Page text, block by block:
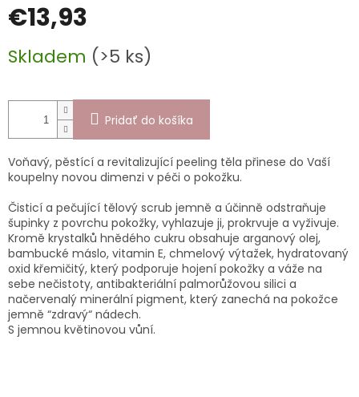
€13,93
cena:
Skladem (>5 ks)
Pridať do košíka
Voňavý, pěstící a revitalizující peeling těla přinese do Vaší
koupelny novou dimenzi v péči o pokožku.
Čisticí a pečující tělový scrub jemně a účinně odstraňuje
šupinky z povrchu pokožky, vyhlazuje ji, prokrvuje a vyživuje.
Kromě krystalků hnědého cukru obsahuje arganový olej,
bambucké máslo, vitamin E, chmelový výtažek, hydratovaný
oxid křemičitý, který podporuje hojení pokožky a váže na
sebe nečistoty, antibakteriální palmorůžovou silici a
načervenalý minerální pigment, který zanechá na pokožce
jemně “zdravý“ nádech.
S jemnou květinovou vůní.